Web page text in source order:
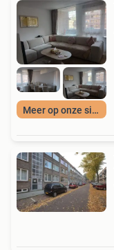
Meer op onze site